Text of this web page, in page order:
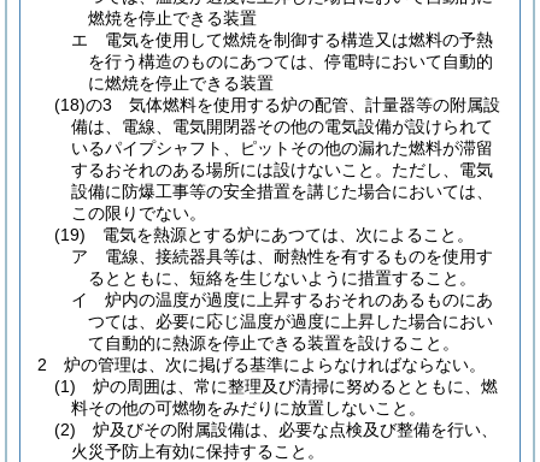
燃焼を停止できる装置
エ
電気を使用して燃焼を制御する構造又は燃料の予熱
を行う構造のものにあつては、停電時において自動的
に燃焼を停止できる装置
(18)の3
気体燃料を使用する炉の配管、計量器等の附属設
備は、電線、電気開閉器その他の電気設備が設けられて
いるパイプシャフト、ピットその他の漏れた燃料が滞留
するおそれのある場所には設けないこと。 ただし、電気
設備に防爆工事等の安全措置を講じた場合においては、
この限りでない。
(19)
電気を熱源とする炉にあつては、次によること。
ア
電線、接続器具等は、耐熱性を有するものを使用す
るとともに、短絡を生じないように措置すること。
イ
炉内の温度が過度に上昇するおそれのあるものにあ
つては、必要に応じ温度が過度に上昇した場合におい
て自動的に熱源を停止できる装置を設けること。
2
炉の管理は、次に掲げる基準によらなければならない。
(1)
炉の周囲は、常に整理及び清掃に努めるとともに、燃
料その他の可燃物をみだりに放置しないこと。
(2)
炉及びその附属設備は、必要な点検及び整備を行い、
火災予防上有効に保持すること。